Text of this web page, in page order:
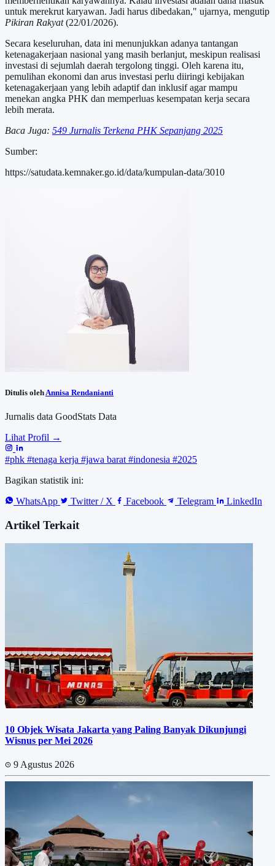
untuk merekrut karyawan. Jadi harus dibedakan," ujarnya, mengutip
Pikiran Rakyat(22/01/2026).
Secara keseluruhan, data ini menunjukkan adanya tantangan
ketenagakerjaan nasional yang masih berlanjut, meskipun realisasi
investasi di sejumlah daerah tergolong tinggi. Oleh karena itu,
pemulihan ekonomi dan arus investasi perlu diiringi kebijakan
ketenagakerjaan yang lebih adaptif dan inklusif agar mampu
menekan angka PHK dan memperluas kesempatan kerja secara
lebih merata.
Baca Juga: 549 Jurnalis Terkena PHK Sepanjang 2025
Sumber:
https://satudata.kemnaker.go.id/data/kumpulan-data/3010
Ditulis oleh Annisa Rendanianti
Jurnalis data GoodStats Data
Lihat Profil →
#phk #tenaga kerja #jawa barat #indonesia #2025
Bagikan statistik ini:
WhatsApp
Twitter / X Facebook Telegram LinkedIn
Artikel Terkait
10 Objek Wisata Jakarta yang Paling Banyak Dikunjungi
Wisnus per Mei 2026
9 Agustus 2026